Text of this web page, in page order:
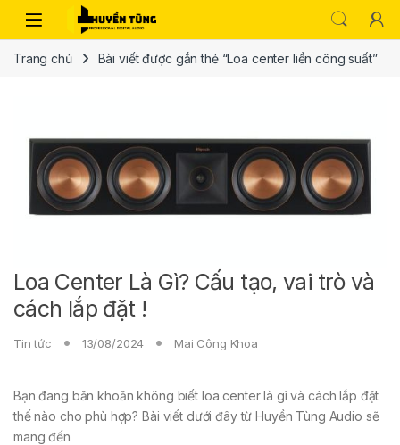
Trang chủ Bài viết được gắn thẻ “Loa center liền công suất”
Loa Center Là Gì? Cấu tạo, vai trò và
cách lắp đặt !
Tin tức 13/08/2024 Mai Công Khoa
Bạn đang băn khoăn không biết loa center là gì và cách lắp đặt
thế nào cho phù hợp? Bài viết dưới đây từ Huyền Tùng Audio sẽ
mang đến